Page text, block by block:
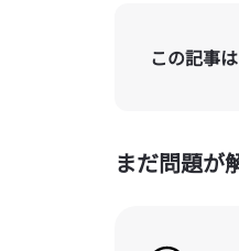
この記事
まだ問題が